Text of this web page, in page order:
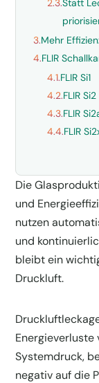
2.3.Statt
3.Mehr
4.FLIR
4.1.FLIR Si1
4.2.FLIR Si2
4.3.FLIR
4.4.FLIR
Die
und
nutzen
und
bleibt ein
Druckluft.
Energieverluste
Systemdruck,
negativ auf die